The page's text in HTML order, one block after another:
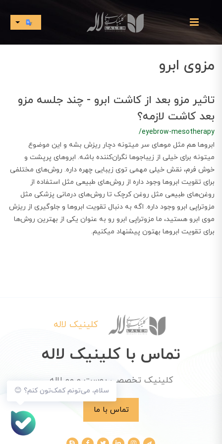
مزوی ابرو
تاثیر مزو بعد از کاشت ابرو - چند جلسه مزو
بعد کاشت لازمه؟
/eyebrow-mesotherapy
ابروها هم مثل موهای سر میتونه دچار ریزش بشه و این موضوع
میتونه برای خیلی از زیباجوها نگران‌کننده باشه. ابروهای پرپشت و
خوش ‌فرم، نقش خیلی مهمی توی زیبایی چهره داره. روش‌های مختلفی
برای تقویت ابروها وجود داره از روش‌های طبیعی مثل استفاده از
روغن‌های طبیعی مثل روغن کرچک تا روش‌های درمانی پزشکی مثل
مزوتراپی ابرو وجود داره. اگه به دنبال تقویت ابروها و جلوگیری از ریزش
موی ابرو هستید، ما مزوتراپی ابرو رو به عنوان یکی از بهترین روش‌ها
برای تقویت ابروها بهتون پیشنهاد میکنیم.
سلام، می‌تونم کمک‌تون کنم؟ 😊
کلینیک لاله
تماس با کلینیک لاله
کلینیک تخصصی پوست و مو لاله
تماس با ما